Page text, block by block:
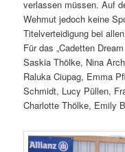
verlassen müssen. Auf
Wehmut jedoch keine
Titelverteidigung bei
Für das „Cadetten
Saskia Thölke, Nina
Raluka Ciupag, Emma
Schmidt, Lucy Püllen,
Charlotte Thölke, Emily